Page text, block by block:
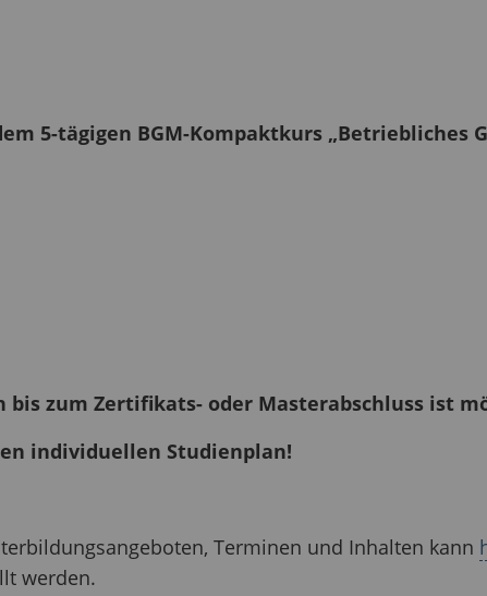
5-tägigen BGM-Kompaktkurs „Betriebliches
zum Zertifikats- oder Masterabschluss ist
individuellen Studienplan!
Terminen und Inhalten kann
werden.